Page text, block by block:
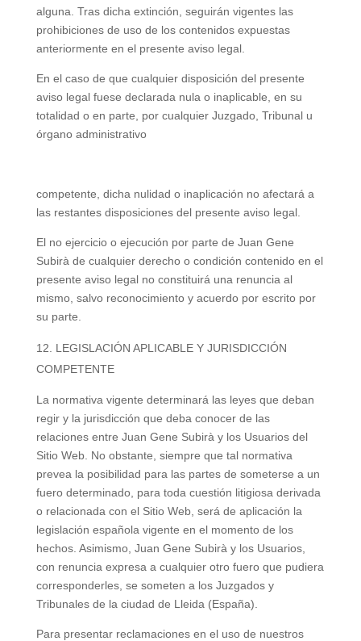
alguna. Tras dicha extinción, seguirán vigentes las
prohibiciones de uso de los contenidos expuestas
anteriormente en el presente aviso legal.
En el caso de que cualquier disposición del presente
aviso legal fuese declarada nula o inaplicable, en su
totalidad o en parte, por cualquier Juzgado, Tribunal u
órgano administrativo
competente, dicha nulidad o inaplicación no afectará a
las restantes disposiciones del presente aviso legal.
El no ejercicio o ejecución por parte de Juan Gene
Subirà de cualquier derecho o condición contenido en el
presente aviso legal no constituirá una renuncia al
mismo, salvo reconocimiento y acuerdo por escrito por
su parte.
LEGISLACIÓN APLICABLE Y JURISDICCIÓN
COMPETENTE
La normativa vigente determinará las leyes que deban
regir y la jurisdicción que deba conocer de las
relaciones entre Juan Gene Subirà y los Usuarios del
Sitio Web. No obstante, siempre que tal normativa
prevea la posibilidad para las partes de someterse a un
fuero determinado, para toda cuestión litigiosa derivada
o relacionada con el Sitio Web, será de aplicación la
legislación española vigente en el momento de los
hechos. Asimismo, Juan Gene Subirà y los Usuarios,
con renuncia expresa a cualquier otro fuero que pudiera
corresponderles, se someten a los Juzgados y
Tribunales de la ciudad de Lleida (España).
Para presentar reclamaciones en el uso de nuestros